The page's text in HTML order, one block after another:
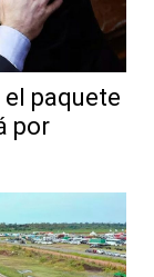
paquete
por